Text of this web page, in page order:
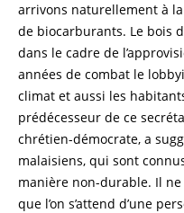
arrivons naturellement à
de biocarburants. Le bois
dans le cadre de
années de combat le
climat et aussi les
prédécesseur de ce
chrétien-démocrate, a
malaisiens, qui sont
manière non-durable. Il ne
que l’on s’attend d’une